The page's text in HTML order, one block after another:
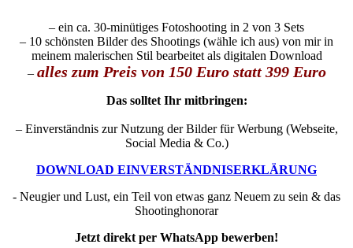
– ein ca. 30-minütiges Fotoshooting in 2 von 3 Sets
– 10 schönsten Bilder des Shootings (wähle ich aus) von mir in
meinem malerischen Stil bearbeitet als digitalen Download
– alles zum Preis von 150 Euro statt 399 Euro
Das solltet Ihr mitbringen:
– Einverständnis zur Nutzung der Bilder für Werbung (Webseite,
Social Media & Co.)
DOWNLOAD EINVERSTÄNDNISERKLÄRUNG
- Neugier und Lust, ein Teil von etwas ganz Neuem zu sein & das
Shootinghonorar
Jetzt direkt per WhatsApp bewerben!